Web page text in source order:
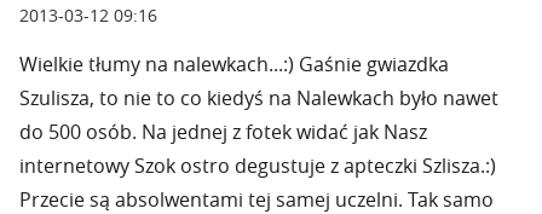
2013-03-12 09:16
Wielkie tłumy na nalewkach...:) Gaśnie gwiazdka
Szulisza, to nie to co kiedyś na Nalewkach było nawet
do 500 osób. Na jednej z fotek widać jak Nasz
internetowy Szok ostro degustuje z apteczki Szlisza.:)
Przecie są absolwentami tej samej uczelni. Tak samo